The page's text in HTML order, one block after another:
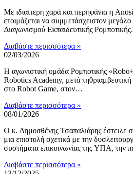
Με ιδιαίτερη χαρά και περηφάνια η
ετοιμάζεται να συμμετάσχειστον
Διαγωνισμού Εκπαιδευτικής
Διαβάστε περισσότερα »
02/03/2026
Η αγωνιστική ομάδα Ρομποτικής
Robotics Academy, μετά
στο Robot Game, στον…
Διαβάστε περισσότερα »
08/01/2026
Ο κ. Δημοσθένης Τσαπαλιάρης έστειλε
μια επιστολή σχετικά με την
συστήματα επικοινωνίας της ΥΠΑ, την
Διαβάστε περισσότερα »